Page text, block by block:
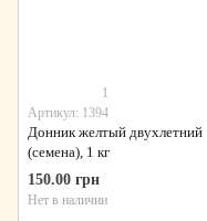
1
Артикул: 1394
Донник желтый двухлетний
(семена), 1 кг
150.00 грн
Нет в наличии